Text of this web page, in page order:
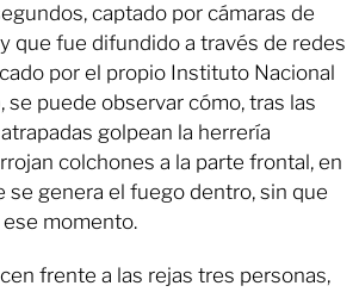
captado por cámaras de
que fue difundido a través de redes
por el propio Instituto Nacional
se puede observar cómo, tras las
golpean la herrería
colchones a la parte frontal, en
se genera el fuego dentro, sin que
momento.
frente a las rejas tres personas,